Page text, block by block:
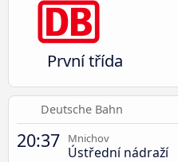
První třída
Deutsche Bahn
20:37 Mnichov
Ústřední nádraží